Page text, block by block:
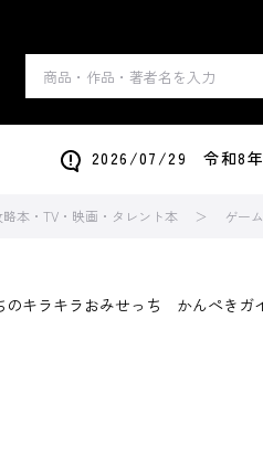
2026/07/29 令和8年
略本・TV・映画・タレント本 ゲー